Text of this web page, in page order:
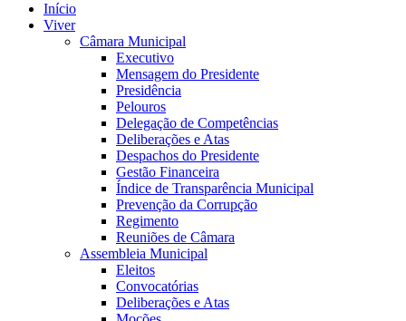
Início
Viver
Câmara Municipal
Executivo
Mensagem do Presidente
Presidência
Pelouros
Delegação de Competências
Deliberações e Atas
Despachos do Presidente
Gestão Financeira
Índice de Transparência Municipal
Prevenção da Corrupção
Regimento
Reuniões de Câmara
Assembleia Municipal
Eleitos
Convocatórias
Deliberações e Atas